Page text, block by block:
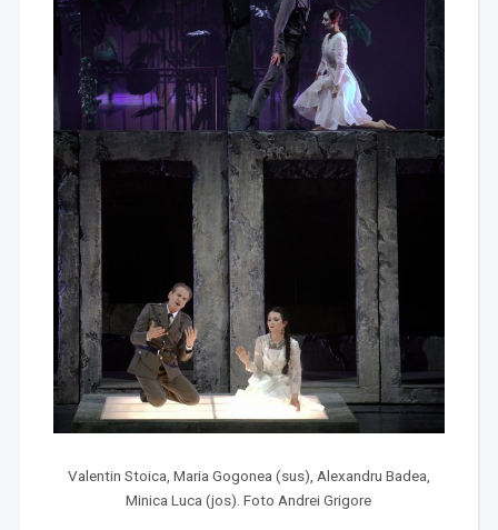
Valentin Stoica, Maria Gogonea (sus), Alexandru Badea,
Minica Luca (jos). Foto Andrei Grigore